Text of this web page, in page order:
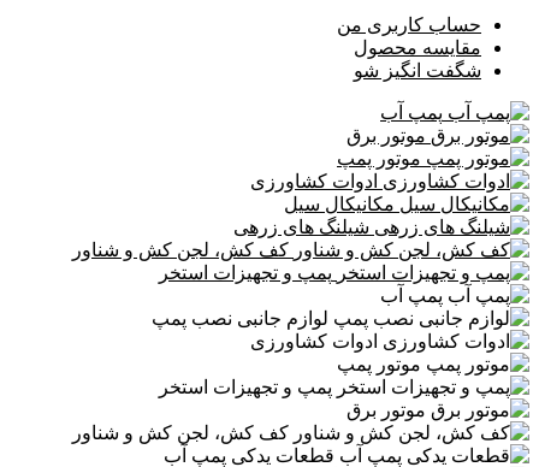
حساب کاربری من
مقایسه محصول
شگفت انگیز شو
پمپ آب
موتور برق
موتور پمپ
ادوات کشاورزی
مکانیکال سیل
شیلنگ های زرهی
کف کش، لجن کش و شناور
پمپ و تجهیزات استخر
پمپ آب
لوازم جانبی نصب پمپ
ادوات کشاورزی
موتور پمپ
پمپ و تجهیزات استخر
موتور برق
کف کش، لجن کش و شناور
قطعات یدکی پمپ آب